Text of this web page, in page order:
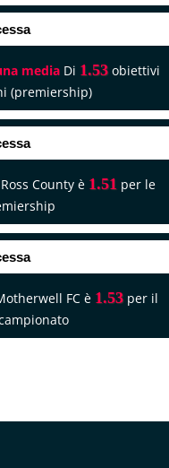
media Di 1.53 obiettivi
(premiership)
County è 1.51 per le
FC è 1.53per il